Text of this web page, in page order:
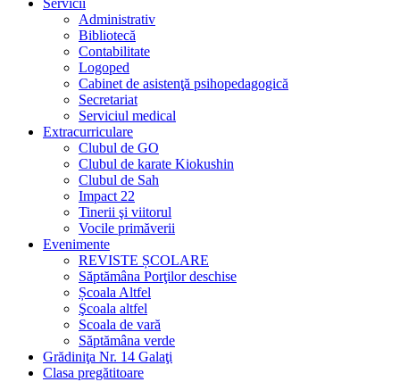
Servicii
Administrativ
Bibliotecă
Contabilitate
Logoped
Cabinet de asistenţă psihopedagogică
Secretariat
Serviciul medical
Extracurriculare
Clubul de GO
Clubul de karate Kiokushin
Clubul de Sah
Impact 22
Tinerii şi viitorul
Vocile primăverii
Evenimente
REVISTE ȘCOLARE
Săptămâna Porţilor deschise
Școala Altfel
Şcoala altfel
Scoala de vară
Săptămâna verde
Grădiniţa Nr. 14 Galaţi
Clasa pregătitoare